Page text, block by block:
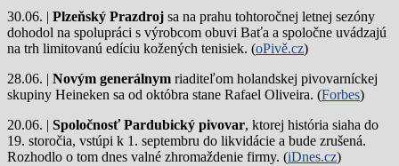
30.06. | Plzeňský Prazdroj sa na prahu tohtoročnej letnej sezóny
dohodol na spolupráci s výrobcom obuvi Baťa a spoločne uvádzajú
na trh limitovanú edíciu kožených tenisiek. (oPivě.cz)
28.06. | Novým generálnym riaditeľom holandskej pivovarníckej
skupiny Heineken sa od októbra stane Rafael Oliveira. (Forbes)
20.06. | Spoločnosť Pardubický pivovar, ktorej história siaha do
19. storočia, vstúpi k 1. septembru do likvidácie a bude zrušená.
Rozhodlo o tom dnes valné zhromaždenie firmy. (iDnes.cz)